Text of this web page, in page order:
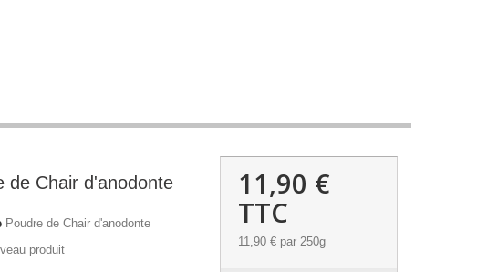
de Chair d'anodonte
Poudre de Chair d'anodonte
produit
11,90 €
TTC
11,90 €par 250g